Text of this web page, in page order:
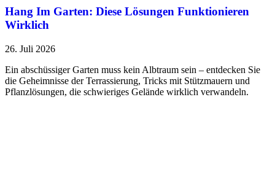
Hang Im Garten: Diese Lösungen Funktionieren
Wirklich
26. Juli 2026
Ein abschüssiger Garten muss kein Albtraum sein – entdecken Sie
die Geheimnisse der Terrassierung, Tricks mit Stützmauern und
Pflanzlösungen, die schwieriges Gelände wirklich verwandeln.